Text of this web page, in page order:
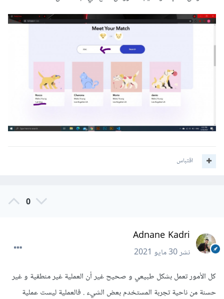
Unavailable
اقتباس
0
Adnane Kadri
نشر30 مايو 2021
كل الأمور تعمل بشكل طبيعي و صحيح غير أن العملية غير منطقية و غير
حسنة من ناحية تجربة المستخدم بعض الشيء . فالعملية ليست عملية